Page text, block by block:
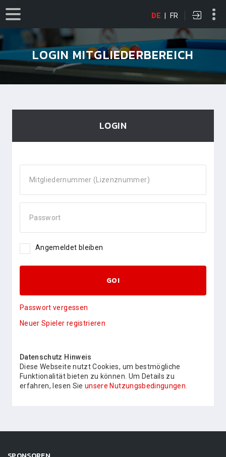
DE | FR
LOGIN MITGLIEDERBEREICH
LOGIN
Mitgliedernummer (Lizenznummer)
Passwort
Angemeldet bleiben
GO!
Passwort vergessen
Neuer Spieler registrieren
Datenschutz Hinweis
Diese Webseite nutzt Cookies, um bestmögliche
Funktionalität bieten zu können. Um Details zu
erfahren, lesen Sie unsere Nutzungsbedingungen.